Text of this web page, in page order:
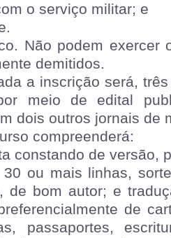
o serviço militar; e
Não podem
demitidos.
a inscrição será,
meio de edital
dois outros jornais de
compreenderá:
constando de versão,
ou mais linhas,
de bom autor; e
de
passaportes,